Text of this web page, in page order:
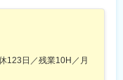
、専門領域MRの育成も
ジェクトマネージャー、
ーします。定期的な連絡
クアップに入るなど、MR
ト体制を整えています。
123日／残業10H／月